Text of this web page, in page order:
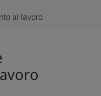
al lavoro